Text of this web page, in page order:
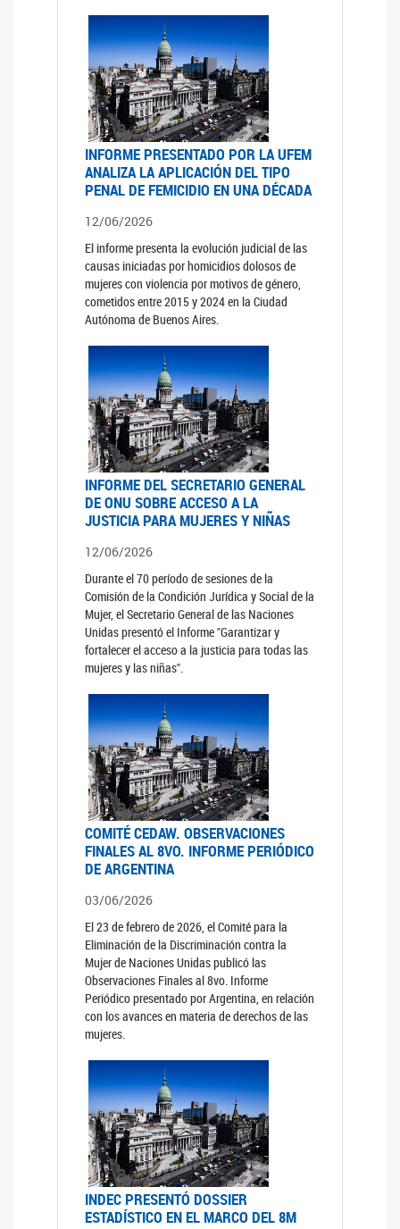
INFORME PRESENTADO POR LA UFEM
ANALIZA LA APLICACIÓN DEL TIPO
PENAL DE FEMICIDIO EN UNA DÉCADA
12/06/2026
El informe presenta la evolución judicial de las
causas iniciadas por homicidios dolosos de
mujeres con violencia por motivos de género,
cometidos entre 2015 y 2024 en la Ciudad
Autónoma de Buenos Aires.
INFORME DEL SECRETARIO GENERAL
DE ONU SOBRE ACCESO A LA
JUSTICIA PARA MUJERES Y NIÑAS
12/06/2026
Durante el 70 período de sesiones de la
Comisión de la Condición Jurídica y Social de la
Mujer, el Secretario General de las Naciones
Unidas presentó el Informe "Garantizar y
fortalecer el acceso a la justicia para todas las
mujeres y las niñas".
COMITÉ CEDAW. OBSERVACIONES
FINALES AL 8VO. INFORME PERIÓDICO
DE ARGENTINA
03/06/2026
El 23 de febrero de 2026, el Comité para la
Eliminación de la Discriminación contra la
Mujer de Naciones Unidas publicó las
Observaciones Finales al 8vo. Informe
Periódico presentado por Argentina, en relación
con los avances en materia de derechos de las
mujeres.
INDEC PRESENTÓ DOSSIER
ESTADÍSTICO EN EL MARCO DEL 8M